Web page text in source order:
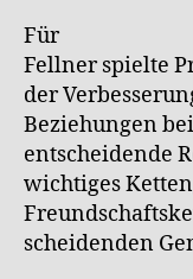
Für
Fellner spielte
der
Beziehungen
entscheidende
wichtiges
scheidenden